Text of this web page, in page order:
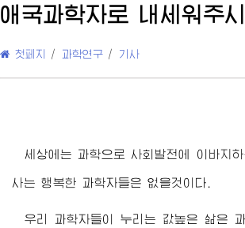
애국과학자로 내세워주
첫페지 / 과학연구 / 기사
세상에는 과학으로 사회발전에 이바지
사는 행복한 과학자들은 없을것이다.
우리 과학자들이 누리는 값높은 삶은